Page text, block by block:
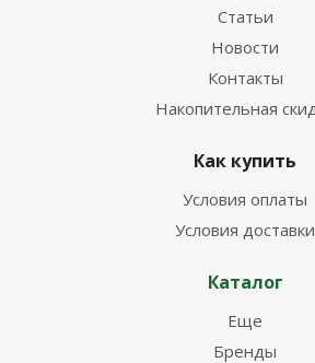
Статьи
Новости
Контакты
Накопительная
Как купить
Условия оплаты
Условия доставки
Каталог
Еще
Бренды